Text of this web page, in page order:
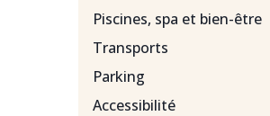
Piscines, spa et bien-être
Transports
Parking
Accessibilité